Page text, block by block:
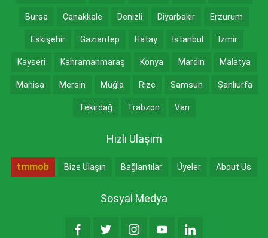
Bursa Çanakkale Denizli Diyarbakır Erzurum
Eskişehir Gaziantep Hatay İstanbul İzmir
Kayseri Kahramanmaraş Konya Mardin Malatya
Manisa Mersin Muğla Rize Samsun Şanlıurfa
Tekirdağ Trabzon Van
Hızlı Ulaşım
tmmob Bize Ulaşın Bağlantılar Üyeler About Us
Sosyal Medya